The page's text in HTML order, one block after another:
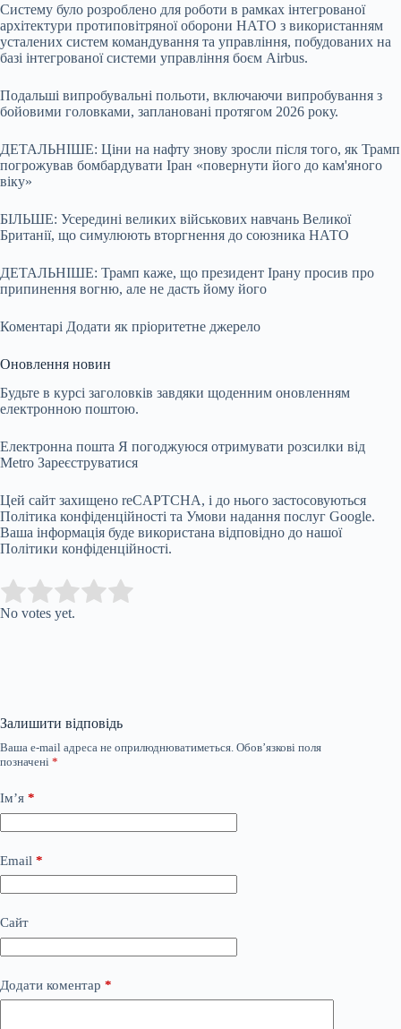
Систему було розроблено для роботи в рамках інтегрованої
архітектури протиповітряної оборони НАТО з використанням
усталених систем командування та управління, побудованих на
базі інтегрованої системи управління боєм Airbus.
Подальші випробувальні польоти, включаючи випробування з
бойовими головками, заплановані протягом 2026 року.
ДЕТАЛЬНІШЕ: Ціни на нафту знову зросли після того, як Трамп
погрожував бомбардувати Іран «повернути його до кам'яного
віку»
БІЛЬШЕ: Усередині великих військових навчань Великої
Британії, що симулюють вторгнення до союзника НАТО
ДЕТАЛЬНІШЕ: Трамп каже, що президент Ірану просив про
припинення вогню, але не дасть йому його
Коментарі Додати як пріоритетне джерело
Оновлення новин
Будьте в курсі заголовків завдяки щоденним оновленням
електронною поштою.
Електронна пошта Я погоджуюся отримувати розсилки від
Metro Зареєструватися
Цей сайт захищено reCAPTCHA, і до нього застосовуються
Політика конфіденційності та Умови надання послуг Google.
Ваша інформація буде використана відповідно до нашої
Політики конфіденційності.
Rate this item:
No votes yet.
Залишити відповідь
Ваша e-mail адреса не оприлюднюватиметься. Обов’язкові поля
позначені *
Ім’я *
Email *
Сайт
Додати коментар *